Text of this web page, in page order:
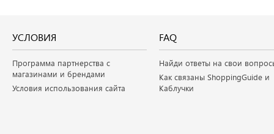
УСЛОВИЯ
Программа партнерства с
магазинами и брендами
Условия использования сайта
FAQ
Найди ответы на свои
Как связаны ShoppingGuide и
Каблучки